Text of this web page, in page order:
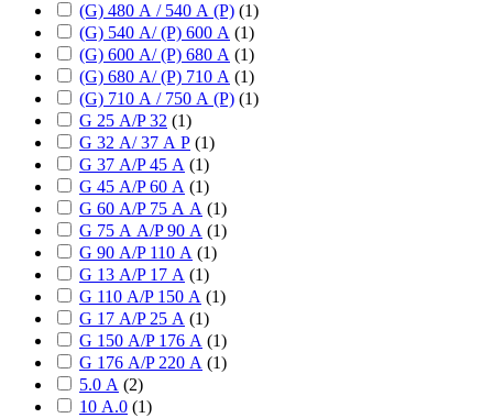
(G) 480 А / 540 А (P) (1)
(G) 540 А/ (P) 600 А (1)
(G) 600 А/ (P) 680 А (1)
(G) 680 А/ (P) 710 А (1)
(G) 710 А / 750 А (P) (1)
G 25 А/P 32 (1)
G 32 А/ 37 А P (1)
G 37 А/P 45 А (1)
G 45 А/P 60 А (1)
G 60 А/P 75 А А (1)
G 75 А А/P 90 А (1)
G 90 А/P 110 А (1)
G 13 А/P 17 А (1)
G 110 А/P 150 А (1)
G 17 А/P 25 А (1)
G 150 А/P 176 А (1)
G 176 А/P 220 А (1)
5.0 А (2)
10 А.0 (1)